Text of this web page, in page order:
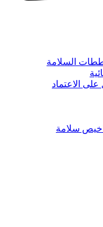
السلامة
الاعتماد
سلامة